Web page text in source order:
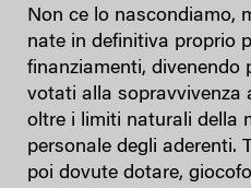
Non ce lo nascondiamo,
nate in definitiva proprio
finanziamenti, divenendo
votati alla sopravvivenza
oltre i limiti naturali della
personale degli aderenti.
poi dovute dotare,